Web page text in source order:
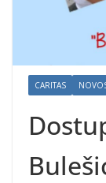
CARITAS